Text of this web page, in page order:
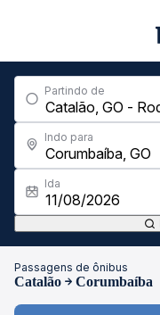
Partindo de
Indo para
Ida
Passagens de ônibus
Catalão Corumbaíba